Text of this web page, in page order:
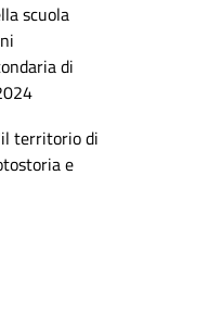
scuola
di
territorio di
e